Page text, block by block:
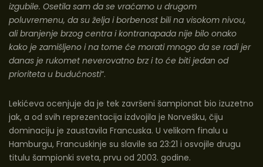
izgubile. Osetila sam da se vraćamo u drugom
poluvremenu, da su želja i borbenost bili na visokom nivou,
ali branjenje brzog centra i kontranapada nije bilo onako
kako je zamišljeno i na tome će morati mnogo da se radi jer
danas je rukomet neverovatno brz i to će biti jedan od
prioriteta u budućnosti“.
Lekićeva ocenjuje da je tek završeni šampionat bio izuzetno
jak, a od svih reprezentacija izdvojila je Norvešku, čiju
dominaciju je zaustavila Francuska. U velikom finalu u
Hamburgu, Francuskinje su slavile sa 23:21 i osvojile drugu
titulu šampionki sveta, prvu od 2003. godine.